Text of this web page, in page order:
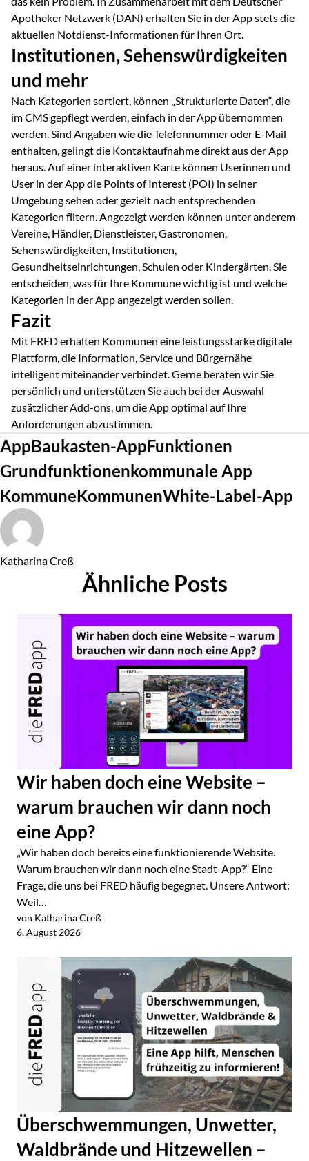
Apotheker Netzwerk (DAN) erhalten Sie in der App stets die
aktuellen Notdienst-Informationen für Ihren Ort.
Institutionen, Sehenswürdigkeiten
und mehr
Nach Kategorien sortiert, können „Strukturierte Daten“, die
im CMS gepflegt werden, einfach in der App übernommen
werden. Sind Angaben wie die Telefonnummer oder E-Mail
enthalten, gelingt die Kontaktaufnahme direkt aus der App
heraus. Auf einer interaktiven Karte können Userinnen und
User in der App die Points of Interest (POI) in seiner
Umgebung sehen oder gezielt nach entsprechenden
Kategorien filtern. Angezeigt werden können unter anderem
Vereine, Händler, Dienstleister, Gastronomen,
Sehenswürdigkeiten, Institutionen,
Gesundheitseinrichtungen, Schulen oder Kindergärten. Sie
entscheiden, was für Ihre Kommune wichtig ist und welche
Kategorien in der App angezeigt werden sollen.
Fazit
Mit FRED erhalten Kommunen eine leistungsstarke digitale
Plattform, die Information, Service und Bürgernähe
intelligent miteinander verbindet. Gerne beraten wir Sie
persönlich und unterstützen Sie auch bei der Auswahl
zusätzlicher Add-ons, um die App optimal auf Ihre
Anforderungen abzustimmen.
Tags
AppBaukasten-AppFunktionen
Grundfunktionenkommunale App
KommuneKommunenWhite-Label-App
Von
Katharina Creß
Ähnliche Posts
Wir haben doch eine Website –
warum brauchen wir dann noch
eine App?
„Wir haben doch bereits eine funktionierende Website.
Warum brauchen wir dann noch eine Stadt-App?“ Eine
Frage, die uns bei FRED häufig begegnet. Unsere Antwort:
Weil…
von Katharina Creß
6. August 2026
Überschwemmungen, Unwetter,
Waldbrände und Hitzewellen –